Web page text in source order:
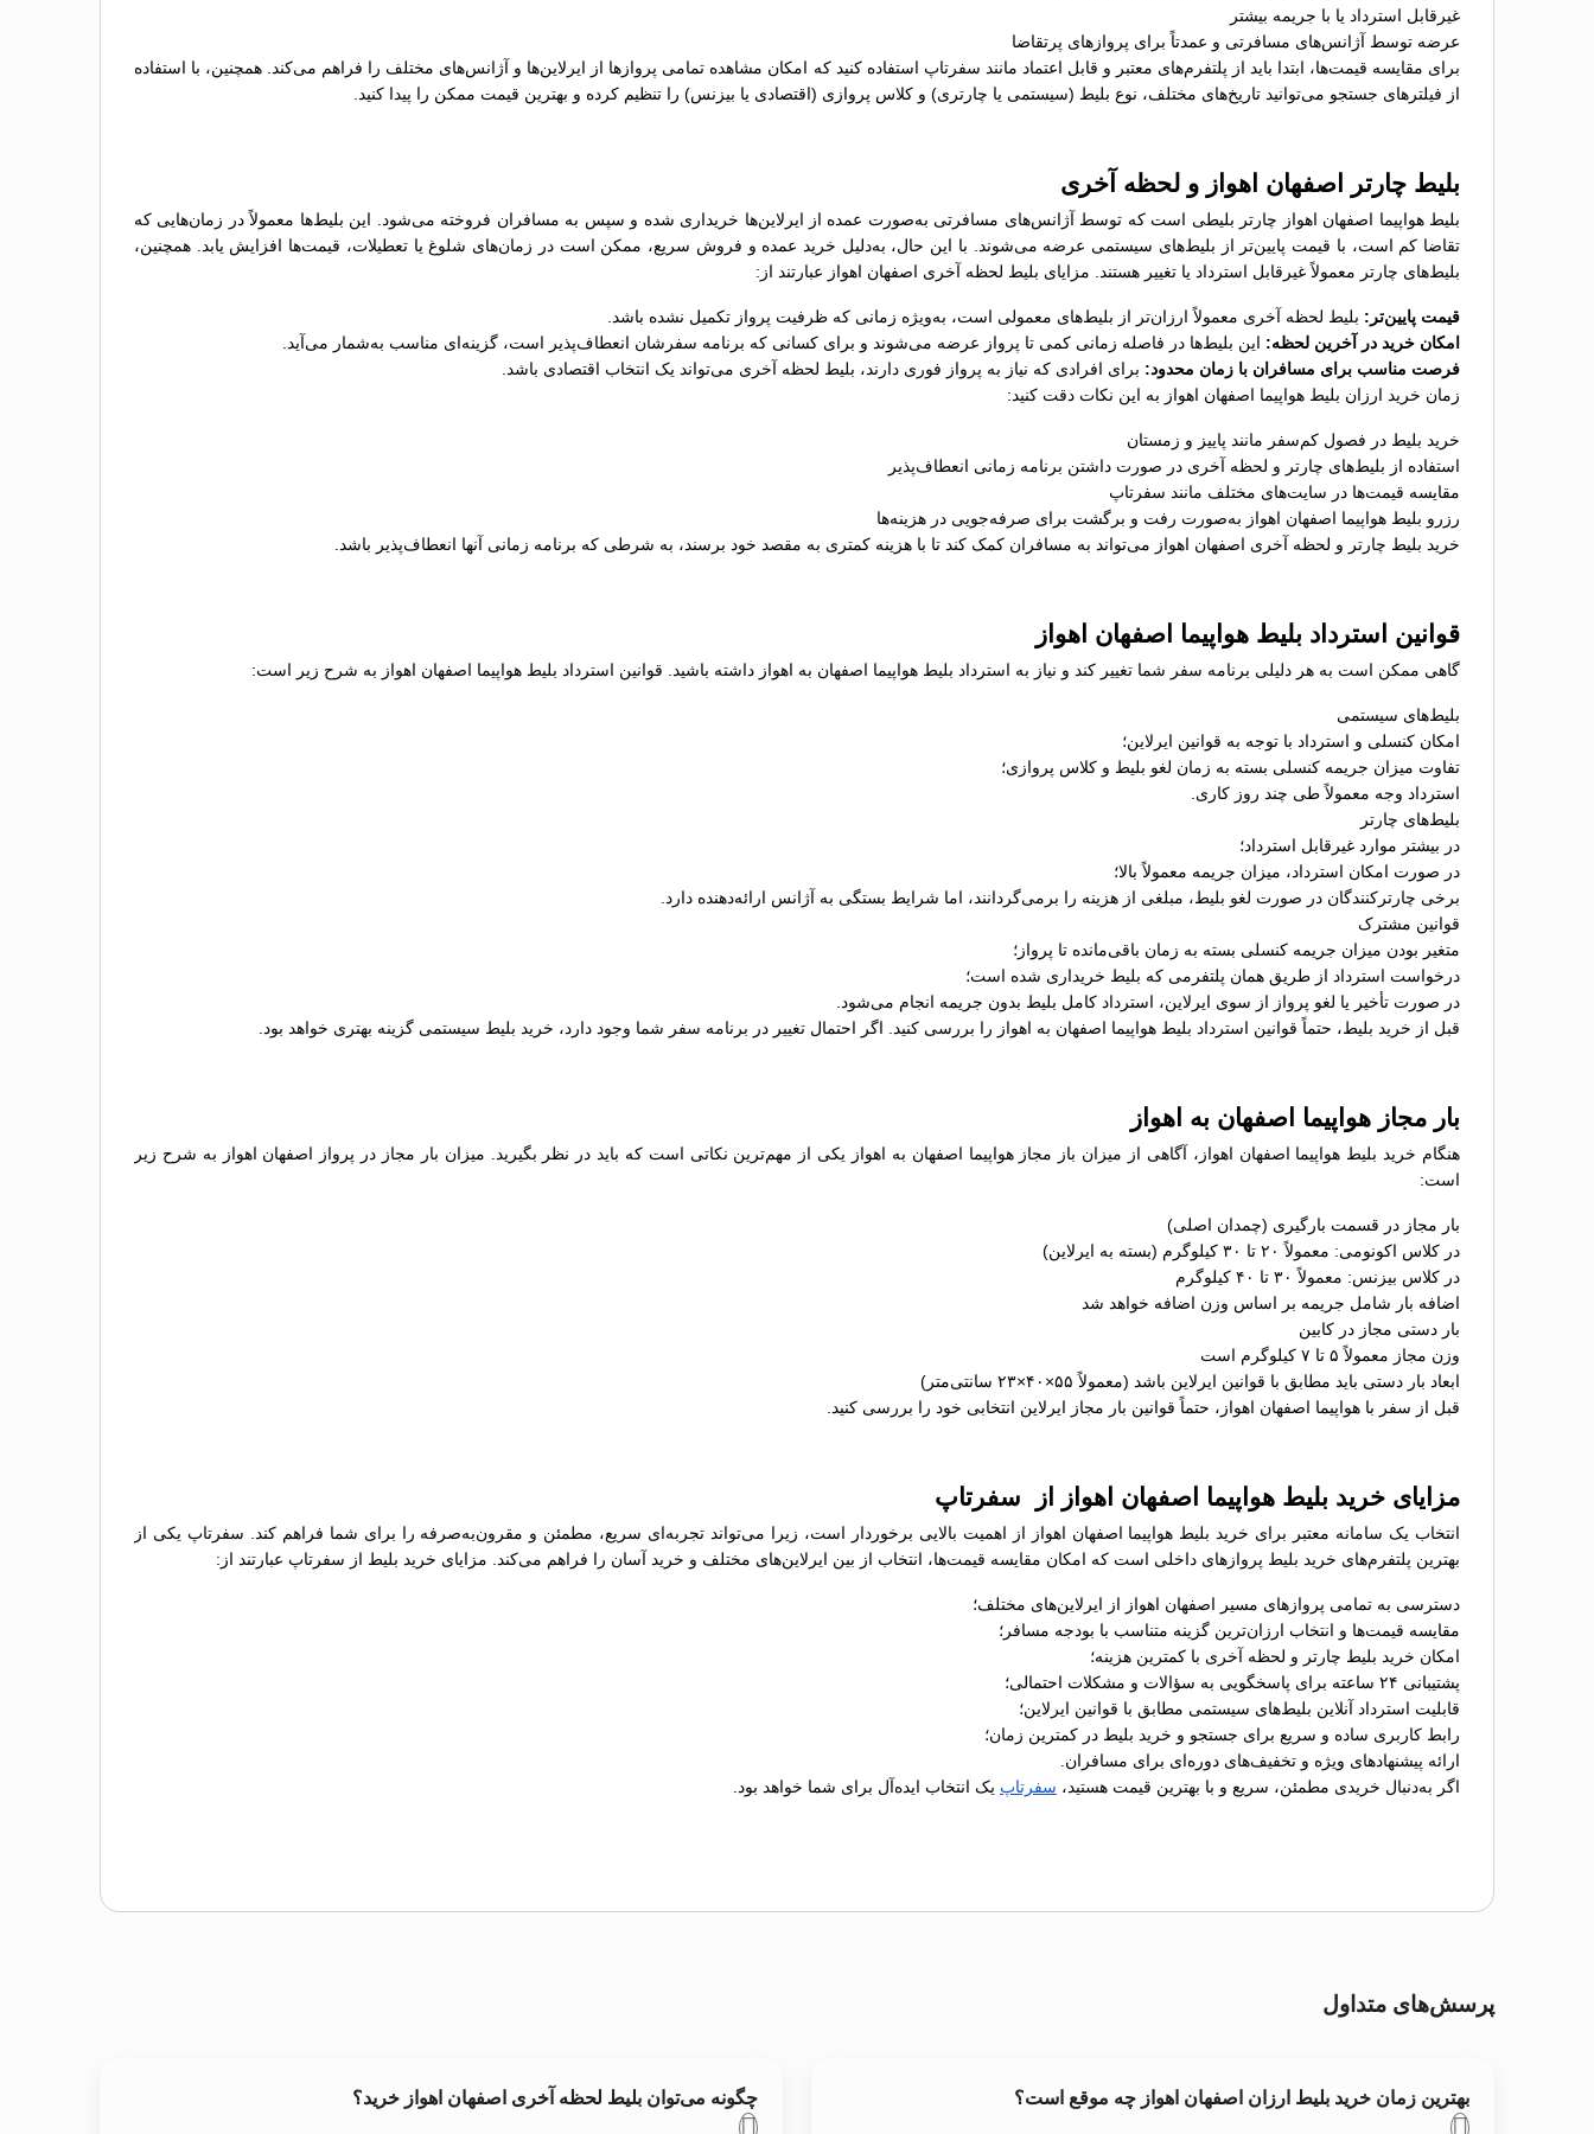
غیرقابل استرداد یا با جریمه بیشتر
عرضه توسط آژانس‌های مسافرتی و عمدتاً برای پروازهای پرتقاضا
برای مقایسه قیمت‌ها، ابتدا باید از پلتفرم‌های معتبر و قابل اعتماد مانند سفرتاپ استفاده کنید که امکان مشاهده تمامی پروازها از ایرلاین‌ها و آژانس‌های مختلف را فراهم می‌کند. همچنین، با استفاده
از فیلترهای جستجو می‌توانید تاریخ‌های مختلف، نوع بلیط (سیستمی یا چارتری) و کلاس پروازی (اقتصادی یا بیزنس) را تنظیم کرده و بهترین قیمت ممکن را پیدا کنید.
بلیط چارتر اصفهان اهواز و لحظه آخری
بلیط هواپیما اصفهان اهواز چارتر بلیطی است که توسط آژانس‌های مسافرتی به‌صورت عمده از ایرلاین‌ها خریداری شده و سپس به مسافران فروخته می‌شود. این بلیط‌ها معمولاً در زمان‌هایی که
تقاضا کم است، با قیمت پایین‌تر از بلیط‌های سیستمی عرضه می‌شوند. با این حال، به‌دلیل خرید عمده و فروش سریع، ممکن است در زمان‌های شلوغ یا تعطیلات، قیمت‌ها افزایش یابد. همچنین،
بلیط‌های چارتر معمولاً غیرقابل استرداد یا تغییر هستند. مزایای بلیط لحظه آخری اصفهان اهواز عبارتند از:
قیمت پایین‌تر: بلیط لحظه آخری معمولاً ارزان‌تر از بلیط‌های معمولی است، به‌ویژه زمانی که ظرفیت پرواز تکمیل نشده باشد.
امکان خرید در آخرین لحظه: این بلیط‌ها در فاصله زمانی کمی تا پرواز عرضه می‌شوند و برای کسانی که برنامه سفرشان انعطاف‌پذیر است، گزینه‌ای مناسب به‌شمار می‌آید.
فرصت مناسب برای مسافران با زمان محدود: برای افرادی که نیاز به پرواز فوری دارند، بلیط لحظه آخری می‌تواند یک انتخاب اقتصادی باشد.
زمان خرید ارزان بلیط هواپیما اصفهان اهواز به این نکات دقت کنید:
خرید بلیط در فصول کم‌سفر مانند پاییز و زمستان
استفاده از بلیط‌های چارتر و لحظه آخری در صورت داشتن برنامه زمانی انعطاف‌پذیر
مقایسه قیمت‌ها در سایت‌های مختلف مانند سفرتاپ
رزرو بلیط هواپیما اصفهان اهواز به‌صورت رفت و برگشت برای صرفه‌جویی در هزینه‌ها
خرید بلیط چارتر و لحظه آخری اصفهان اهواز می‌تواند به مسافران کمک کند تا با هزینه کمتری به مقصد خود برسند، به شرطی که برنامه زمانی آنها انعطاف‌پذیر باشد.
قوانین استرداد بلیط هواپیما اصفهان اهواز
گاهی ممکن است به هر دلیلی برنامه سفر شما تغییر کند و نیاز به استرداد بلیط هواپیما اصفهان به اهواز داشته باشید. قوانین استرداد بلیط هواپیما اصفهان اهواز به شرح زیر است:
بلیط‌های سیستمی
امکان کنسلی و استرداد با توجه به قوانین ایرلاین؛
تفاوت میزان جریمه کنسلی بسته به زمان لغو بلیط و کلاس پروازی؛
استرداد وجه معمولاً طی چند روز کاری.
بلیط‌های چارتر
در بیشتر موارد غیرقابل استرداد؛
در صورت امکان استرداد، میزان جریمه معمولاً بالا؛
برخی چارترکنندگان در صورت لغو بلیط، مبلغی از هزینه را برمی‌گردانند، اما شرایط بستگی به آژانس ارائه‌دهنده دارد.
قوانین مشترک
متغیر بودن میزان جریمه کنسلی بسته به زمان باقی‌مانده تا پرواز؛
درخواست استرداد از طریق همان پلتفرمی که بلیط خریداری شده است؛
در صورت تأخیر یا لغو پرواز از سوی ایرلاین، استرداد کامل بلیط بدون جریمه انجام می‌شود.
قبل از خرید بلیط، حتماً قوانین استرداد بلیط هواپیما اصفهان به اهواز را بررسی کنید. اگر احتمال تغییر در برنامه سفر شما وجود دارد، خرید بلیط سیستمی گزینه بهتری خواهد بود.
بار مجاز هواپیما اصفهان به اهواز
هنگام خرید بلیط هواپیما اصفهان اهواز، آگاهی از میزان باز مجاز هواپیما اصفهان به اهواز یکی از مهم‌ترین نکاتی است که باید در نظر بگیرید. میزان بار مجاز در پرواز اصفهان اهواز به شرح زیر
است:
بار مجاز در قسمت بارگیری (چمدان اصلی)
در کلاس اکونومی: معمولاً ۲۰ تا ۳۰ کیلوگرم (بسته به ایرلاین)
در کلاس بیزنس: معمولاً ۳۰ تا ۴۰ کیلوگرم
اضافه بار شامل جریمه بر اساس وزن اضافه خواهد شد
بار دستی مجاز در کابین
وزن مجاز معمولاً ۵ تا ۷ کیلوگرم است
ابعاد بار دستی باید مطابق با قوانین ایرلاین باشد (معمولاً ۵۵×۴۰×۲۳ سانتی‌متر)
قبل از سفر با هواپیما اصفهان اهواز، حتماً قوانین بار مجاز ایرلاین انتخابی خود را بررسی کنید.
مزایای خرید بلیط هواپیما اصفهان اهواز از سفرتاپ
انتخاب یک سامانه معتبر برای خرید بلیط هواپیما اصفهان اهواز از اهمیت بالایی برخوردار است، زیرا می‌تواند تجربه‌ای سریع، مطمئن و مقرون‌به‌صرفه را برای شما فراهم کند. سفرتاپ یکی از
بهترین پلتفرم‌های خرید بلیط پروازهای داخلی است که امکان مقایسه قیمت‌ها، انتخاب از بین ایرلاین‌های مختلف و خرید آسان را فراهم می‌کند. مزایای خرید بلیط از سفرتاپ عبارتند از:
دسترسی به تمامی پروازهای مسیر اصفهان اهواز از ایرلاین‌های مختلف؛
مقایسه قیمت‌ها و انتخاب ارزان‌ترین گزینه متناسب با بودجه مسافر؛
امکان خرید بلیط چارتر و لحظه آخری با کمترین هزینه؛
پشتیبانی ۲۴ ساعته برای پاسخگویی به سؤالات و مشکلات احتمالی؛
قابلیت استرداد آنلاین بلیط‌های سیستمی مطابق با قوانین ایرلاین؛
رابط کاربری ساده و سریع برای جستجو و خرید بلیط در کمترین زمان؛
ارائه پیشنهادهای ویژه و تخفیف‌های دوره‌ای برای مسافران.
اگر به‌دنبال خریدی مطمئن، سریع و با بهترین قیمت هستید، سفرتاپ یک انتخاب ایده‌آل برای شما خواهد بود.
پرسش‌های متداول
بهترین زمان خرید بلیط ارزان اصفهان اهواز چه موقع است؟ چگونه می‌توان بلیط لحظه آخری اصفهان اهواز خرید؟